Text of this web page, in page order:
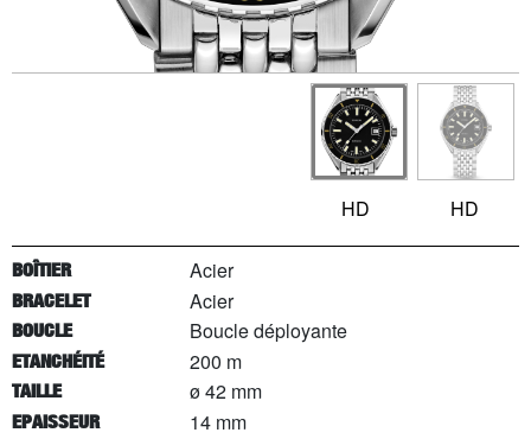
HD HD
BOÎTIER Acier
BRACELET Acier
BOUCLE Boucle déployante
ETANCHÉITÉ 200 m
TAILLE ø 42 mm
EPAISSEUR 14 mm